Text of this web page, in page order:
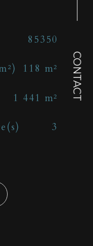
CONTACT
85350
118 m²
1 441 m²
3